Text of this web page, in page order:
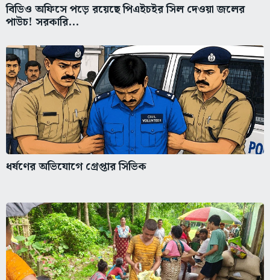
বিডিও অফিসে পড়ে রয়েছে পিএইচইর সিল দেওয়া জলের
পাউচ! সরকারি...
ধর্ষণের অভিযোগে গ্রেপ্তার সিভিক